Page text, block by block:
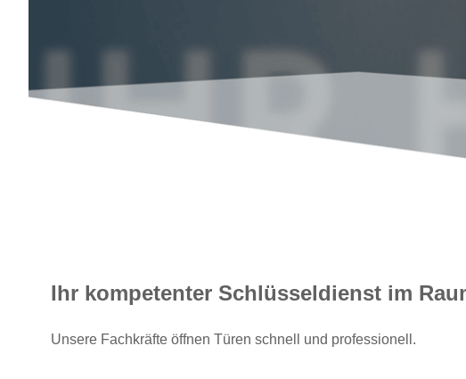
Ihr kompetenter Schlüsseldienst im
Unsere Fachkräfte öffnen Türen schnell und professionell.